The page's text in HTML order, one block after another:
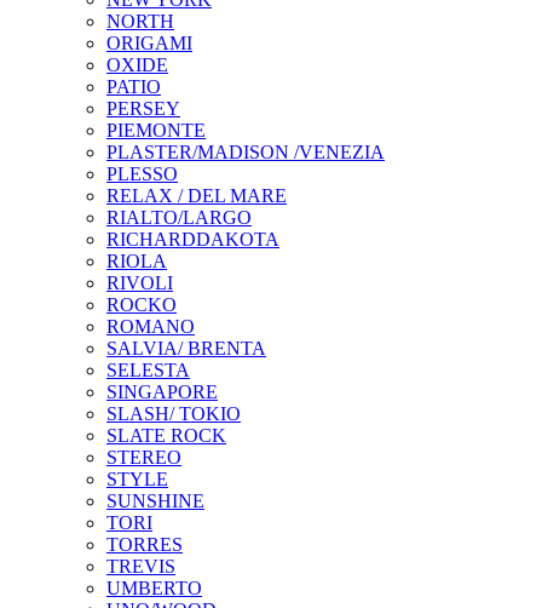
NORTH
ORIGAMI
OXIDE
PATIO
PERSEY
PIEMONTE
PLASTER/MADISON /VENEZIA
PLESSO
RELAX / DEL MARE
RIALTO/LARGO
RICHARDDAKOTA
RIOLA
RIVOLI
ROCKO
ROMANO
SALVIA/ BRENTA
SELESTA
SINGAPORE
SLASH/ TOKIO
SLATE ROCK
STEREO
STYLE
SUNSHINE
TORI
TORRES
TREVIS
UMBERTO